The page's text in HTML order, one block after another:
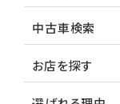
中古車検索
お店を探す